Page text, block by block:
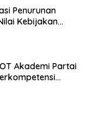
Penurunan
Kebijakan
Akademi Partai